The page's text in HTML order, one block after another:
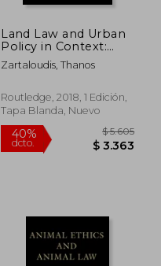
35%
Land Law and Urban
Policy in Context:
Essays on the
Contributions of
Inglés)
Zartaloudis, Thanos
Routledge, 2018, 1 Edición,
Tapa Blanda, Nuevo